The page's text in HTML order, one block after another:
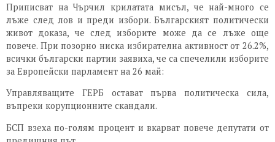
Приписват на Чърчил крилатата мисъл, че най-много се
лъже след лов и преди избори. Българският политически
живот доказа, че след изборите може да се лъже още
повече. При позорно ниска избирателна активност от 26.2%,
всички български партии заявиха, че са спечелили изборите
за Европейски парламент на 26 май:
Управляващите ГЕРБ остават първа политическа сила,
въпреки корупционните скандали.
БСП взеха по-голям процент и вкарват повече депутати от